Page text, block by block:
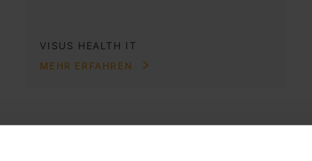
VISUS HEALTH IT
MEHR ERFAHREN